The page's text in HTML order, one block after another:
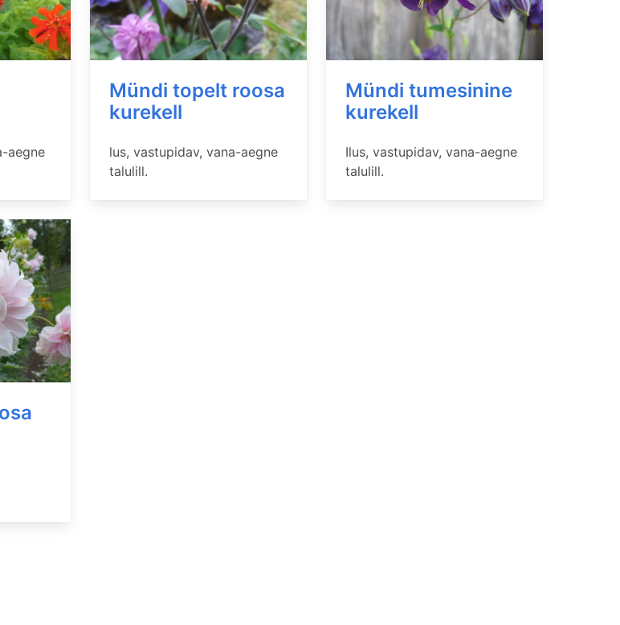
aegne
Mündi topelt roosa
kurekell
lus, vastupidav, vana-aegne
talulill.
Mündi tumesinine
kurekell
Ilus, vastupidav, vana-aegne
talulill.